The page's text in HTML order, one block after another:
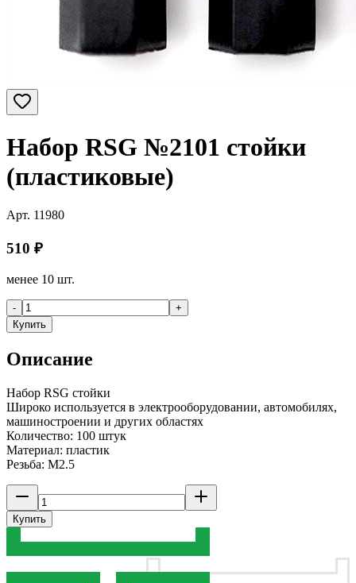
Набор RSG №2101 стойки
(пластиковые)
Арт. 11980
510 ₽
менее 10 шт.
-
+
Купить
Описание
Набор RSG стойки
Широко используется в электрооборудовании, автомобилях,
машиностроении и других областях
Количество: 100 штук
Материал: пластик
Резьба: M2.5
Купить